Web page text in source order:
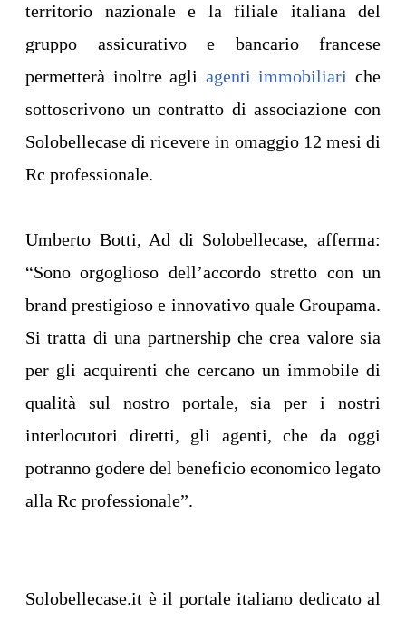
territorio nazionale e la filiale italiana del
gruppo assicurativo e bancario francese
permetterà inoltre agli agenti immobiliari che
sottoscrivono un contratto di associazione con
Solobellecase di ricevere in omaggio 12 mesi di
Rc professionale.
Umberto Botti, Ad di Solobellecase, afferma:
“Sono orgoglioso dell’accordo stretto con un
brand prestigioso e innovativo quale Groupama.
Si tratta di una partnership che crea valore sia
per gli acquirenti che cercano un immobile di
qualità sul nostro portale, sia per i nostri
interlocutori diretti, gli agenti, che da oggi
potranno godere del beneficio economico legato
alla Rc professionale”.
Solobellecase.it è il portale italiano dedicato al